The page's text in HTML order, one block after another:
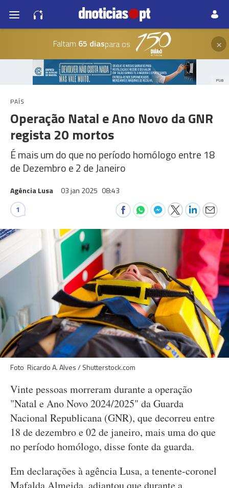
Faltam 65 diaspara os ×
PUB
PAÍS
Operação Natal e Ano Novo da GNR
regista 20 mortos
É mais um do que no período homólogo entre 18
de Dezembro e 2 de Janeiro
Agência Lusa 03 jan 2025 08:43
1
Foto Ricardo A. Alves / Shutterstock.com
Vinte pessoas morreram durante a operação
"Natal e Ano Novo 2024/2025" da Guarda
Nacional Republicana (GNR), que decorreu entre
18 de dezembro e 02 de janeiro, mais uma do que
no período homólogo, disse fonte da guarda.
Em declarações à agência Lusa, a tenente-coronel
Mafalda Almeida, adiantou que durante a